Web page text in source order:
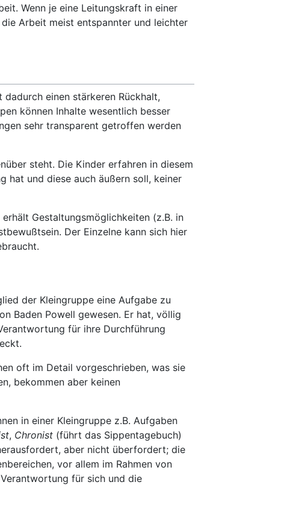
Wenn je eine Leitungskraft in einer
Arbeit meist entspannter und leichter
einen stärkeren Rückhalt,
können Inhalte wesentlich besser
sehr transparent getroffen werden
steht. Die Kinder erfahren in diesem
hat und diese auch äußern soll, keiner
Gestaltungsmöglichkeiten (z.B. in
Der Einzelne kann sich hier
der Kleingruppe eine Aufgabe zu
Baden Powell gewesen. Er hat, völlig
für ihre Durchführung
oft im Detail vorgeschrieben, was sie
bekommen aber keinen
in einer Kleingruppe z.B. Aufgaben
, Chronist (führt das Sippentagebuch)
aber nicht überfordert; die
vor allem im Rahmen von
für sich und die